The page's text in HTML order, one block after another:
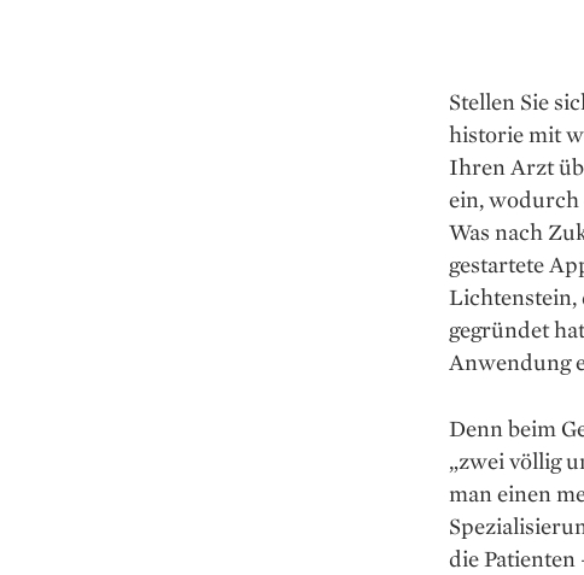
Stellen Sie
historie mit
Ihren Arzt
ein, wodurch
Was nach
gestartete
Lichtenstein,
gegründet
Anwendung
Denn beim
„zwei völlig
man einen
die